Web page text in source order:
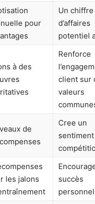
pour
Un chiffre
d’affaires
potentiel
à des
Renforce
client sur
valeurs
de
Cree un
les jalons
succès
personnel